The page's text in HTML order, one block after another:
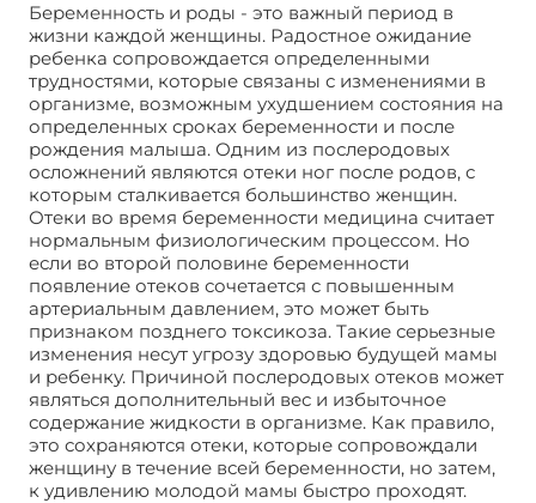
Беременность и роды - это важный период в
жизни каждой женщины. Радостное ожидание
ребенка сопровождается определенными
трудностями, которые связаны с изменениями в
организме, возможным ухудшением состояния на
определенных сроках беременности и после
рождения малыша. Одним из послеродовых
осложнений являются отеки ног после родов, с
которым сталкивается большинство женщин.
Отеки во время беременности медицина считает
нормальным физиологическим процессом. Но
если во второй половине беременности
появление отеков сочетается с повышенным
артериальным давлением, это может быть
признаком позднего токсикоза. Такие серьезные
изменения несут угрозу здоровью будущей мамы
и ребенку. Причиной послеродовых отеков может
являться дополнительный вес и избыточное
содержание жидкости в организме. Как правило,
это сохраняются отеки, которые сопровождали
женщину в течение всей беременности, но затем,
к удивлению молодой мамы быстро проходят.